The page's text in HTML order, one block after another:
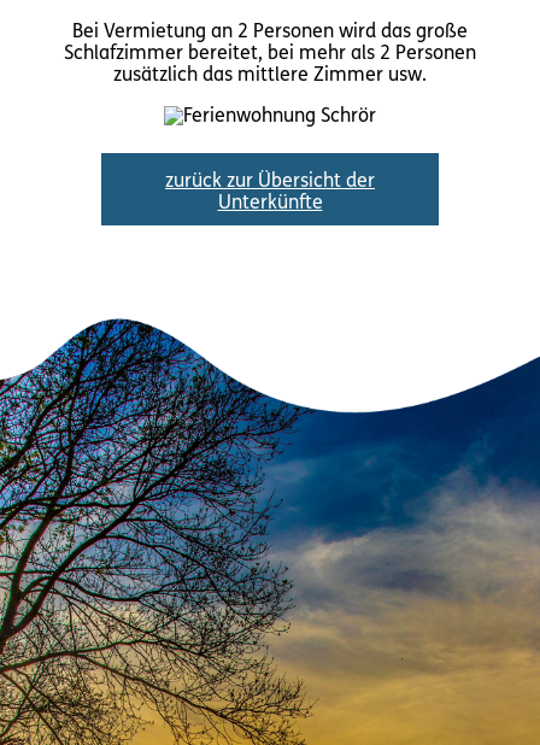
Bei Vermietung an 2 Personen wird das große
Schlafzimmer bereitet, bei mehr als 2 Personen
zusätzlich das mittlere Zimmer usw.
zurück zur Übersicht der
Unterkünfte